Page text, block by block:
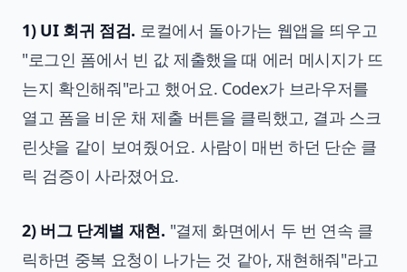
1) UI 회귀 점검. 로컬에서 돌아가는 웹앱을 띄우고
"로그인 폼에서 빈 값 제출했을 때 에러 메시지가 뜨
는지 확인해줘"라고 했어요. Codex가 브라우저를
열고 폼을 비운 채 제출 버튼을 클릭했고, 결과 스크
린샷을 같이 보여줬어요. 사람이 매번 하던 단순 클
릭 검증이 사라졌어요.
2) 버그 단계별 재현. "결제 화면에서 두 번 연속 클
릭하면 중복 요청이 나가는 것 같아, 재현해줘"라고